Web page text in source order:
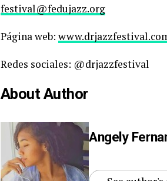
festival@fedujazz.org
Página web:
Redes sociales: @drjazzfestival
About Author
Angely